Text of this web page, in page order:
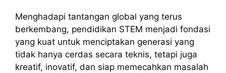
Menghadapi tantangan global yang terus
berkembang, pendidikan STEM menjadi fondasi
yang kuat untuk menciptakan generasi yang
tidak hanya cerdas secara teknis, tetapi juga
kreatif, inovatif, dan siap memecahkan masalah